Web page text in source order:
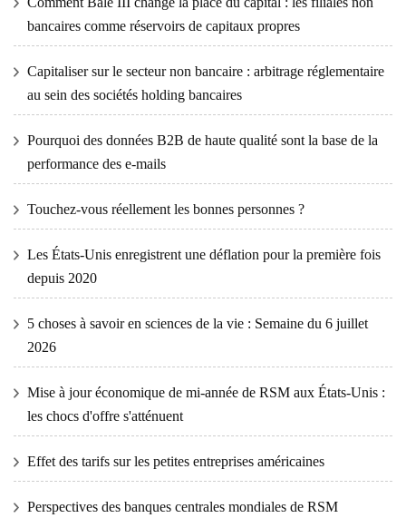
bancaires comme réservoirs de capitaux propres
Capitaliser sur le secteur non bancaire : arbitrage réglementaire
au sein des sociétés holding bancaires
Pourquoi des données B2B de haute qualité sont la base de la
performance des e-mails
Touchez-vous réellement les bonnes personnes ?
Les États-Unis enregistrent une déflation pour la première fois
depuis 2020
5 choses à savoir en sciences de la vie : Semaine du 6 juillet
2026
Mise à jour économique de mi-année de RSM aux États-Unis :
les chocs d'offre s'atténuent
Effet des tarifs sur les petites entreprises américaines
Perspectives des banques centrales mondiales de RSM